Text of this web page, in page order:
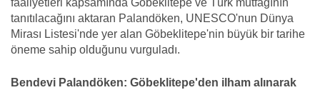
faaliyetleri kapsamında Göbeklitepe ve Türk mutfağının
tanıtılacağını aktaran Palandöken, UNESCO'nun Dünya
Mirası Listesi'nde yer alan Göbeklitepe'nin büyük bir tarihe
öneme sahip olduğunu vurguladı.
Bendevi Palandöken: Göbeklitepe'den ilham alınarak